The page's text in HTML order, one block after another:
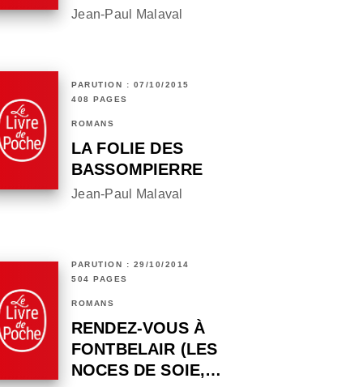
Jean-Paul Malaval
PARUTION : 07/10/2015
408 PAGES
ROMANS
LA FOLIE DES
BASSOMPIERRE
Jean-Paul Malaval
PARUTION : 29/10/2014
504 PAGES
ROMANS
RENDEZ-VOUS À
FONTBELAIR (LES
NOCES DE SOIE,…